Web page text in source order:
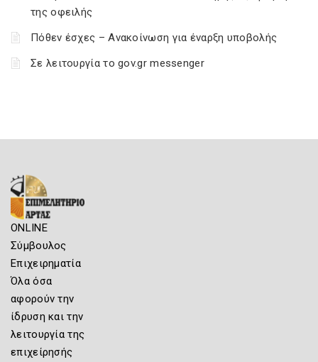
της οφειλής
Πόθεν έσχες – Ανακοίνωση για έναρξη υποβολής
Σε λειτουργία το gov.gr messenger
ONLINE
Σύμβουλος
Επιχειρηματία
Όλα όσα
αφορούν την
ίδρυση και την
λειτουργία της
επιχείρησής